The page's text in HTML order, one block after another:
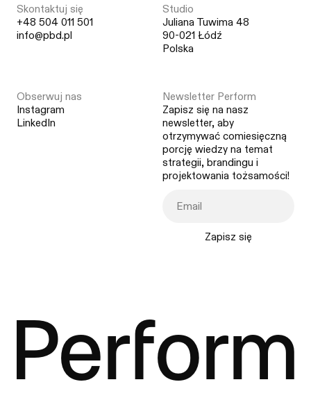
Skontaktuj się
+48 504 011 501
info@pbd.pl
Studio
Juliana Tuwima 48
90-021 Łódź
Polska
Obserwuj nas
Instagram
LinkedIn
Newsletter Perform
Zapisz się na nasz
newsletter, aby
otrzymywać comiesięczną
porcję wiedzy na temat
strategii, brandingu i
projektowania tożsamości!
Zapisz się
Perform